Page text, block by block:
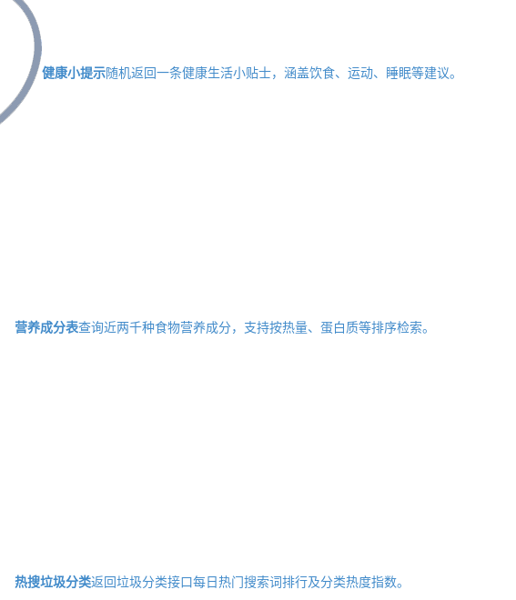
健康小提示随机返回一条健康生活小贴士，涵盖饮食、运动、睡眠等建议。
营养成分表查询近两千种食物营养成分，支持按热量、蛋白质等排序检索。
热搜垃圾分类返回垃圾分类接口每日热门搜索词排行及分类热度指数。